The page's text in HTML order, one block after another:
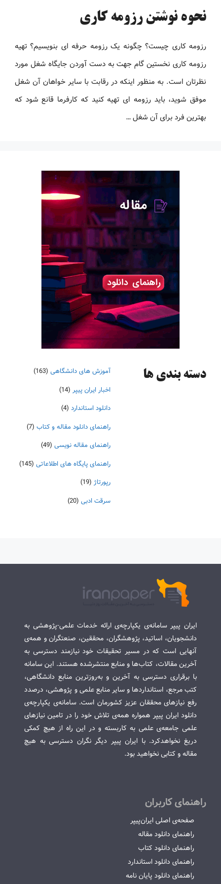
نحوه نوشتن رزومه کاری
رزومه کاری چیست؟ چگونه یک رزومه حرفه ای بنویسیم؟ تهیه
رزومه کاری نخستین گام جهت به دست آوردن جایگاه شغل مورد
نظرتان است. به منظور اینکه در رقابت با سایر خواهان آن شغل
موفق شوید، باید رزومه ‌ای تهیه کنید که کارفرما قانع شود که
بهترین فرد برای آن شغل …
دسته‌ بندی ها آموزش های دانشگاهی (163)
اخبار ایران پیپر (14)
دانلود استاندارد (4)
راهنمای دانلود مقاله و کتاب (7)
راهنمای مقاله نویسی (49)
راهنمای پایگاه های اطلاعاتی (145)
رپورتاژ (19)
سرقت ادبی (20)
ایران پیپر سامانه‌ی یکپارچه‌ی ارائه خدمات علمی-پژوهشی به
دانشجویان، اساتید، پژوهشگران، محققین، صنعتگران و همه‌ی
آنهایی است که در مسیر تحقیقات خود نیازمند دسترسی به
آخرین مقالات، کتاب‌ها و منابع منتشرشده هستند. این سامانه
با برقراری دسترسی به آخرین و به‌روزترین منابع دانشگاهی،
کتب مرجع، استانداردها و سایر منابع علمی و پژوهشی، درصدد
رفع نیازهای محققان عزیز کشورمان است. سامانه‌ی یکپارچه‌ی
دانلود ایران پیپر همواره همه‌ی تلاش خود را در تامین نیازهای
علمی جامعه‌ی علمی به کاربسته و در این راه از هیچ کمکی
دریغ نخواهدکرد. با ایران پیپر دیگر نگران دسترسی به هیچ
مقاله و کتابی نخواهید بود.
راهنمای کاربران
صفحه‌ی اصلی ایران‌پیپر
راهنمای دانلود مقاله
راهنمای دانلود کتاب
راهنمای دانلود استاندارد
راهنمای دانلود پایان نامه